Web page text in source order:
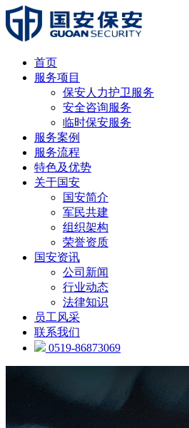
首页
服务项目
保安人力护卫服务
安全咨询服务
临时保安服务
服务案例
服务流程
特色及优势
关于国安
国安简介
军民共建
组织架构
荣誉资质
国安资讯
公司新闻
行业动态
法律知识
员工风采
联系我们
0519-86873069